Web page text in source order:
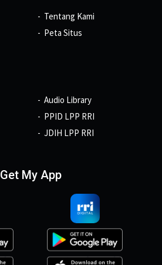
Tentang Kami
Peta Situs
Audio Library
PPID LPP RRI
JDIH LPP RRI
Get My App